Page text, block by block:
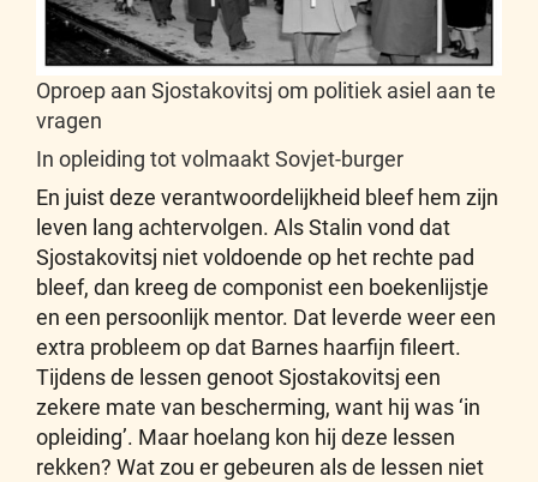
Oproep aan Sjostakovitsj om politiek asiel aan te
vragen
In opleiding tot volmaakt Sovjet-burger
En juist deze verantwoordelijkheid bleef hem zijn
leven lang achtervolgen. Als Stalin vond dat
Sjostakovitsj niet voldoende op het rechte pad
bleef, dan kreeg de componist een boekenlijstje
en een persoonlijk mentor. Dat leverde weer een
extra probleem op dat Barnes haarfijn fileert.
Tijdens de lessen genoot Sjostakovitsj een
zekere mate van bescherming, want hij was ‘in
opleiding’. Maar hoelang kon hij deze lessen
rekken? Wat zou er gebeuren als de lessen niet